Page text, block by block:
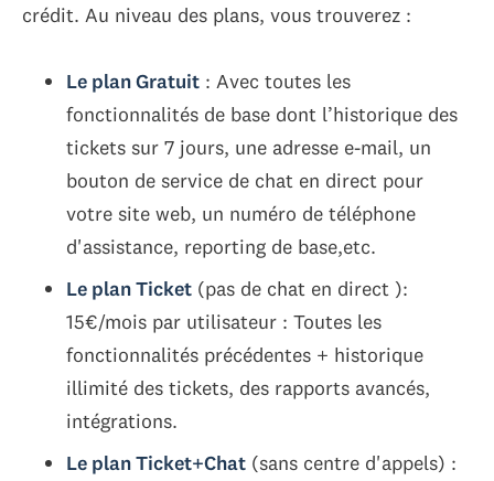
crédit. Au niveau des plans, vous trouverez :
Le plan Gratuit : Avec toutes les
fonctionnalités de base dont l’historique des
tickets sur 7 jours, une adresse e-mail, un
bouton de service de chat en direct pour
votre site web, un numéro de téléphone
d'assistance, reporting de base,etc.
Le plan Ticket (pas de chat en direct ):
15€/mois par utilisateur : Toutes les
fonctionnalités précédentes + historique
illimité des tickets, des rapports avancés,
intégrations.
Le plan Ticket+Chat (sans centre d'appels) :